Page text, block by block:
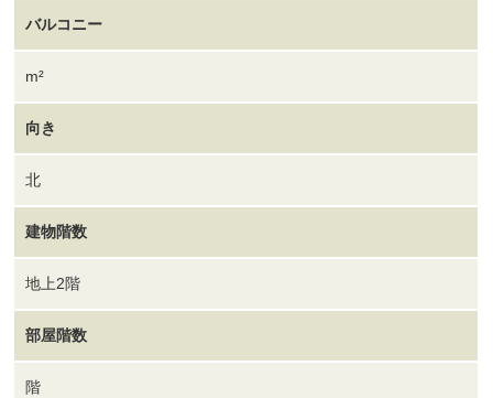
バルコニー
m²
向き
北
建物階数
地上2階
部屋階数
階